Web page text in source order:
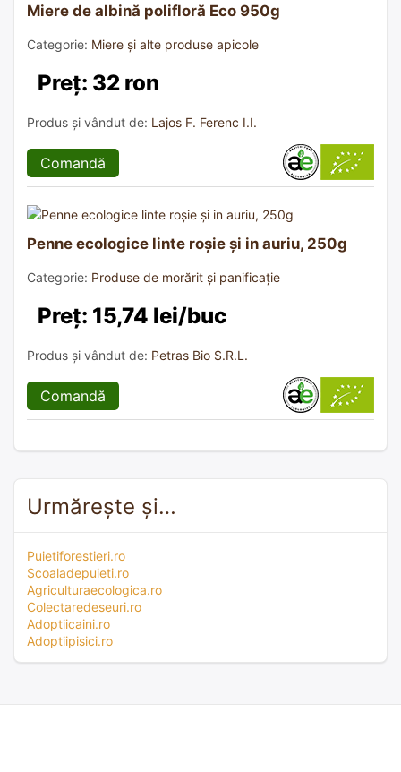
Miere de albină polifloră Eco 950g
Categorie: Miere și alte produse apicole
Preț: 32 ron
Produs și vândut de: Lajos F. Ferenc I.I.
Comandă
Penne ecologice linte roșie și in auriu, 250g
Categorie: Produse de morărit și panificație
Preț: 15,74 lei/buc
Produs și vândut de: Petras Bio S.R.L.
Comandă
Urmărește și…
Puietiforestieri.ro
Scoaladepuieti.ro
Agriculturaecologica.ro
Colectaredeseuri.ro
Adoptiicaini.ro
Adoptiipisici.ro